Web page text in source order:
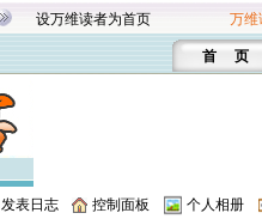
设万维读者为首页 万维
首 页
发表日志 控制面板 个人相册